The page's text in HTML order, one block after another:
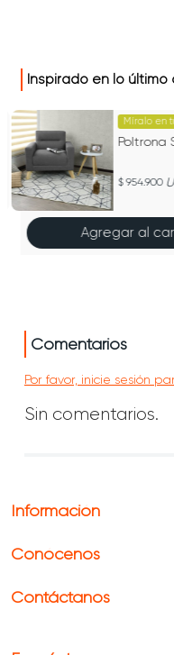
Inspirado en lo último
Míralo en
Poltrona
954.900
Agregar al
Comentarios
Por favor, inicie sesión
Sin comentarios.
Información
Conócenos
Contáctanos